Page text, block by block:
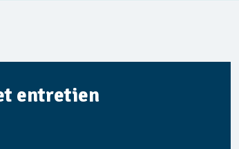
entretien